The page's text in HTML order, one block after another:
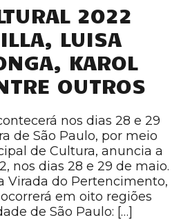
2022
LUISA
KAROL
OUTROS
nos dias 28 e 29
de São Paulo, por meio
de Cultura, anuncia a
nos dias 28 e 29 de maio.
Virada do Pertencimento,
em oito regiões
de São Paulo: […]